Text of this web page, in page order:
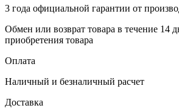
3 года официальной гарантии от
Обмен или возврат товара в течение 14
приобретения товара
Оплата
Наличный и безналичный расчет
Доставка